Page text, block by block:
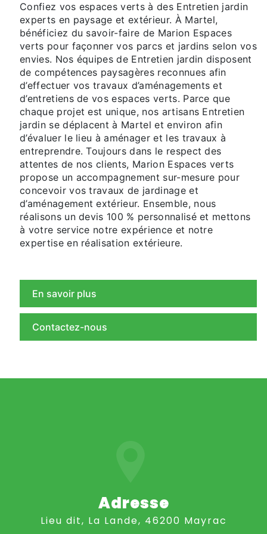
Confiez vos espaces verts à des Entretien jardin
experts en paysage et extérieur. À Martel,
bénéficiez du savoir-faire de Marion Espaces
verts pour façonner vos parcs et jardins selon vos
envies. Nos équipes de Entretien jardin disposent
de compétences paysagères reconnues afin
d’effectuer vos travaux d’aménagements et
d’entretiens de vos espaces verts. Parce que
chaque projet est unique, nos artisans Entretien
jardin se déplacent à Martel et environ afin
d’évaluer le lieu à aménager et les travaux à
entreprendre. Toujours dans le respect des
attentes de nos clients, Marion Espaces verts
propose un accompagnement sur-mesure pour
concevoir vos travaux de jardinage et
d’aménagement extérieur. Ensemble, nous
réalisons un devis 100 % personnalisé et mettons
à votre service notre expérience et notre
expertise en réalisation extérieure.
En savoir plus
Contactez-nous
Adresse
Lieu dit, La Lande, 46200 Mayrac